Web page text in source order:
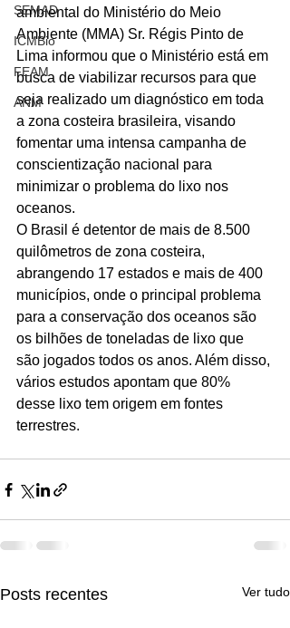
SEMAD
ICMBio
FEAM
ANM
ambiental do Ministério do Meio
Ambiente (MMA) Sr. Régis Pinto de
Lima informou que o Ministério está em
busca de viabilizar recursos para que
seja realizado um diagnóstico em toda
a zona costeira brasileira, visando
fomentar uma intensa campanha de
conscientização nacional para
minimizar o problema do lixo nos
oceanos.
O Brasil é detentor de mais de 8.500
quilômetros de zona costeira,
abrangendo 17 estados e mais de 400
municípios, onde o principal problema
para a conservação dos oceanos são
os bilhões de toneladas de lixo que
são jogados todos os anos. Além disso,
vários estudos apontam que 80%
desse lixo tem origem em fontes
terrestres.
Posts recentes Ver tudo